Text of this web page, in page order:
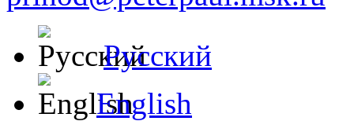
Русский
English